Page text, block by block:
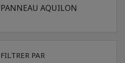
PANNEAU AQUILON
FILTRER PAR